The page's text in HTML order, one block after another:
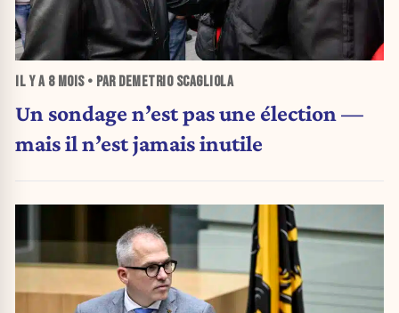
IL Y A 8 MOIS• PAR DEMETRIO SCAGLIOLA
Un sondage n’est pas une élection —
mais il n’est jamais inutile